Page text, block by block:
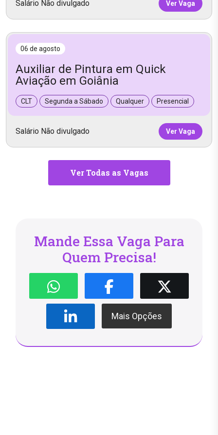
Salário Não divulgado Ver Vaga
06 de agosto
Auxiliar de Pintura em Quick
Aviação em Goiânia
CLT Segunda a Sábado Qualquer Presencial
Salário Não divulgado Ver Vaga
Ver Todas as Vagas
Mande Essa Vaga Para
Quem Precisa!
Mais Opções